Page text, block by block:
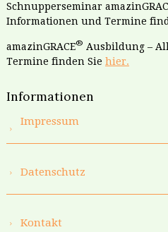
Schnupperseminar
Informationen und Termine
amazinGRACE® Ausbildung –
Termine finden Sie hier.
Informationen
Impressum
Datenschutz
Kontakt